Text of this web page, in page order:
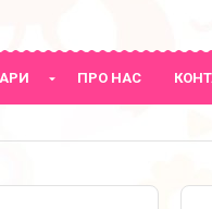
ПРО НАС